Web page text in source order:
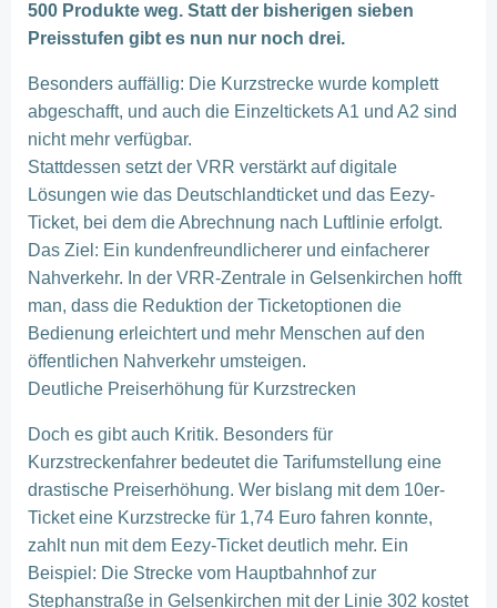
500 Produkte weg. Statt der bisherigen sieben
Preisstufen gibt es nun nur noch drei.
Besonders auffällig: Die Kurzstrecke wurde komplett
abgeschafft, und auch die Einzeltickets A1 und A2 sind
nicht mehr verfügbar.
Stattdessen setzt der VRR verstärkt auf digitale
Lösungen wie das Deutschlandticket und das Eezy-
Ticket, bei dem die Abrechnung nach Luftlinie erfolgt.
Das Ziel: Ein kundenfreundlicherer und einfacherer
Nahverkehr. In der VRR-Zentrale in Gelsenkirchen hofft
man, dass die Reduktion der Ticketoptionen die
Bedienung erleichtert und mehr Menschen auf den
öffentlichen Nahverkehr umsteigen.
Deutliche Preiserhöhung für Kurzstrecken
Doch es gibt auch Kritik. Besonders für
Kurzstreckenfahrer bedeutet die Tarifumstellung eine
drastische Preiserhöhung. Wer bislang mit dem 10er-
Ticket eine Kurzstrecke für 1,74 Euro fahren konnte,
zahlt nun mit dem Eezy-Ticket deutlich mehr. Ein
Beispiel: Die Strecke vom Hauptbahnhof zur
Stephanstraße in Gelsenkirchen mit der Linie 302 kostet